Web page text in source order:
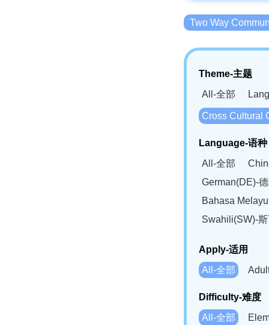
Two Way
Theme-主题
All-全部
Cross Cultural
Language-语种
All-全部
German(DE)-
Bahasa
Swahili(SW)-
Apply-适用
All-全部
Difficulty-难度
All-全部